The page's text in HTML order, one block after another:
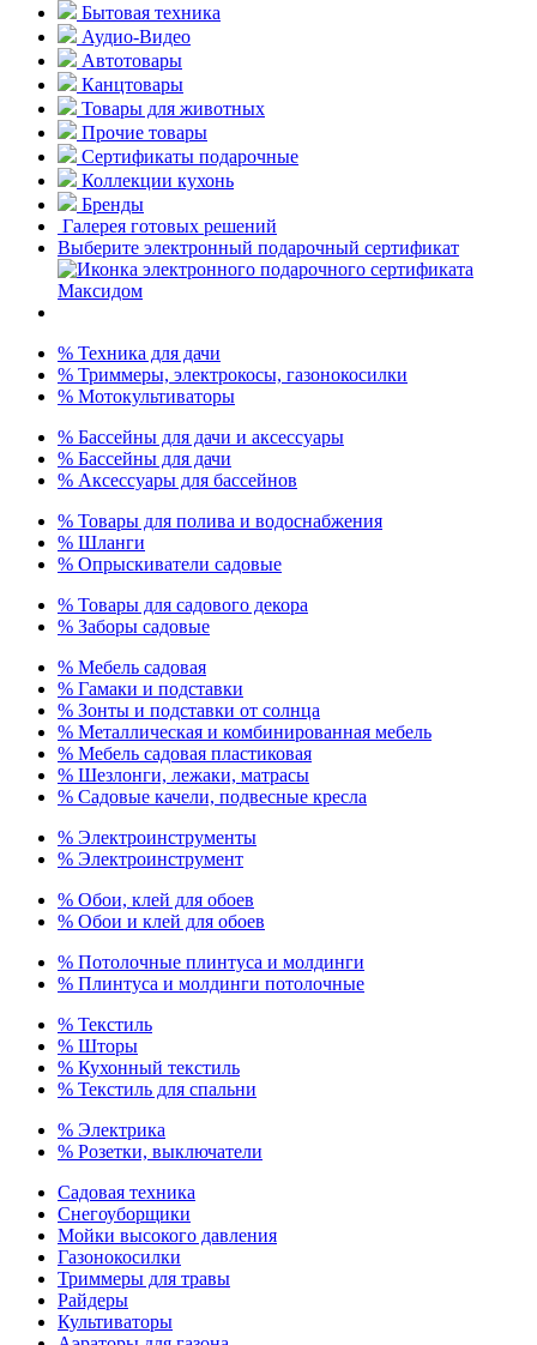
Бытовая техника
Аудио-Видео
Автотовары
Канцтовары
Товары для животных
Прочие товары
Сертификаты подарочные
Коллекции кухонь
Бренды
Галерея готовых решений
Выберите электронный подарочный сертификат
% Техника для дачи
% Триммеры, электрокосы, газонокосилки
% Мотокультиваторы
% Бассейны для дачи и аксессуары
% Бассейны для дачи
% Аксессуары для бассейнов
% Товары для полива и водоснабжения
% Шланги
% Опрыскиватели садовые
% Товары для садового декора
% Заборы садовые
% Мебель садовая
% Гамаки и подставки
% Зонты и подставки от солнца
% Металлическая и комбинированная мебель
% Мебель садовая пластиковая
% Шезлонги, лежаки, матрасы
% Садовые качели, подвесные кресла
% Электроинструменты
% Электроинструмент
% Обои, клей для обоев
% Обои и клей для обоев
% Потолочные плинтуса и молдинги
% Плинтуса и молдинги потолочные
% Текстиль
% Шторы
% Кухонный текстиль
% Текстиль для спальни
% Электрика
% Розетки, выключатели
Садовая техника
Снегоуборщики
Мойки высокого давления
Газонокосилки
Триммеры для травы
Райдеры
Культиваторы